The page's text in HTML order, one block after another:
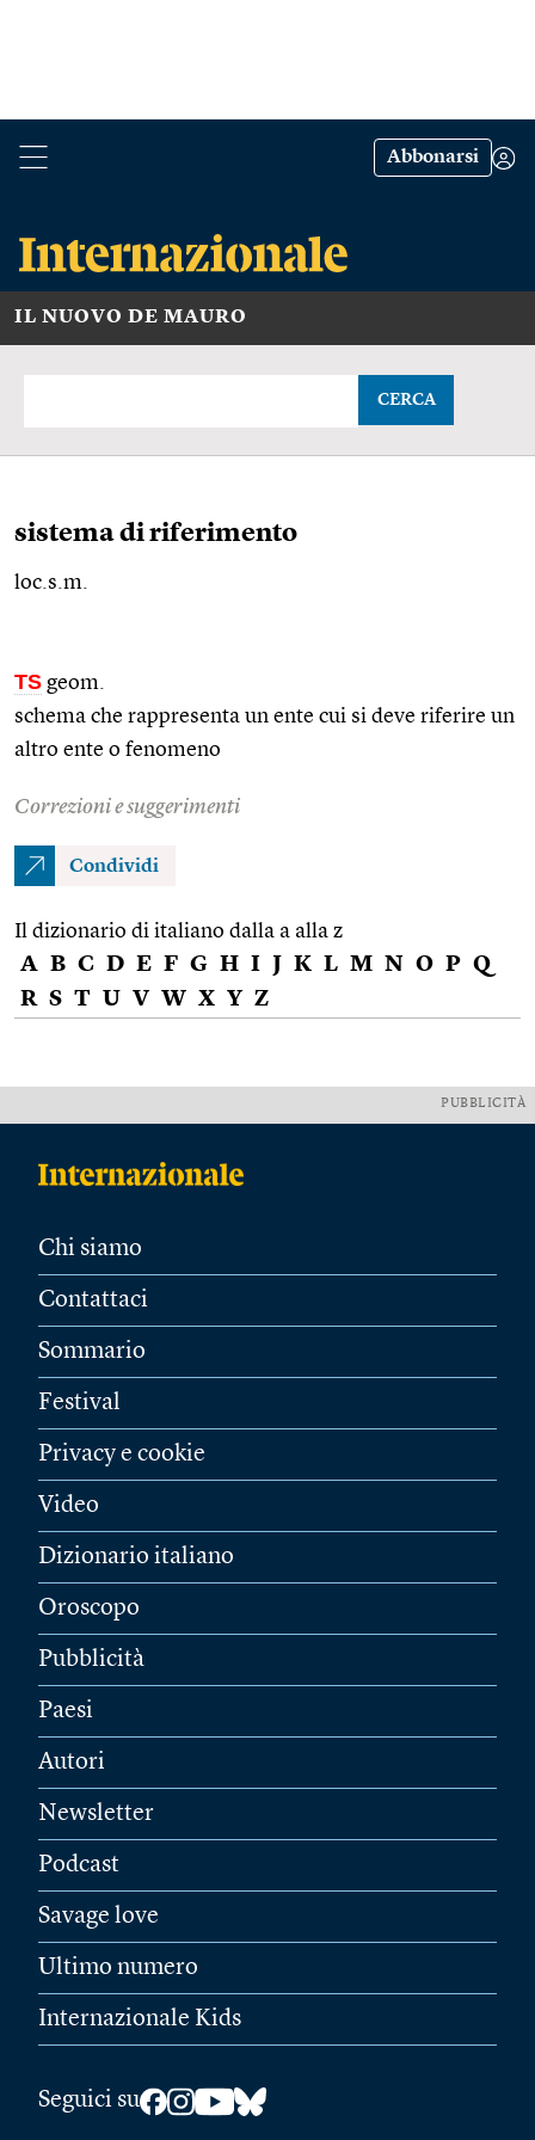
Abbonarsi
IL NUOVO DE MAURO
CERCA
sistema di riferimento
loc.s.m.
TS geom.
schema che rappresenta un ente cui si deve riferire un
altro ente o fenomeno
Correzioni e suggerimenti
Condividi
Il dizionario di italiano dalla a alla z
A B C D E F G H I J K L M N O P Q
R S T U V W X Y Z
PUBBLICITÀ
Chi siamo
Contattaci
Sommario
Festival
Privacy e cookie
Video
Dizionario italiano
Oroscopo
Pubblicità
Paesi
Autori
Newsletter
Podcast
Savage love
Ultimo numero
Internazionale Kids
Seguici su